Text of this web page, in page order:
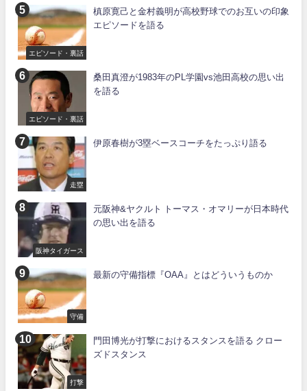
エピソード・裏話
槙原寛己と金村義明が高校野球でのお互いの印象
エピソードを語る
エピソード・裏話
桑田真澄が1983年のPL学園vs池田高校の思い出
を語る
走塁
伊原春樹が3塁ベースコーチをたっぷり語る
阪神タイガース
元阪神&ヤクルト トーマス・オマリーが日本時代
の思い出を語る
守備
最新の守備指標『OAA』とはどういうものか
打撃
門田博光が打撃におけるスタンスを語る クロー
ズドスタンス